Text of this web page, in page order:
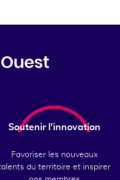
Soutenir l'innovation
Favoriser les nouveaux
du territoire et inspirer